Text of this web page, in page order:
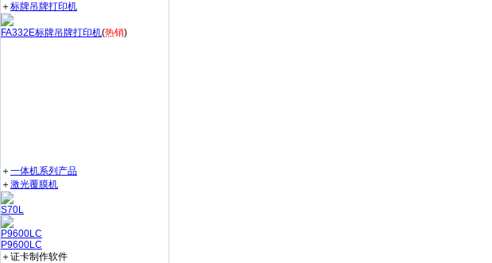
＋标牌吊牌打印机
FA332E标牌吊牌打印机(热销)
＋一体机系列产品
＋激光覆膜机
S70L
P9600LC
P9600LC
＋证卡制作软件